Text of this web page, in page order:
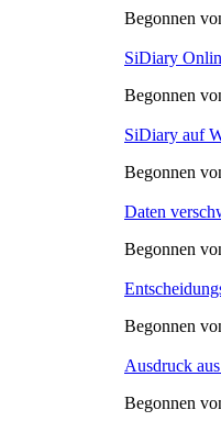
Begonnen
SiDiary
Begonnen
SiDiary auf
Begonnen
Daten
Begonnen
Begonnen
Ausdruck
Begonnen